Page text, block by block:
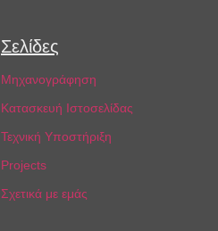
Σελίδες
Μηχανογράφηση
Κατασκευή Ιστοσελίδας
Τεχνική Υποστήριξη
Projects
Σχετικά με εμάς